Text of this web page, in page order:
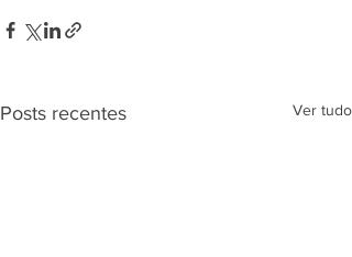
Posts recentes Ver tudo